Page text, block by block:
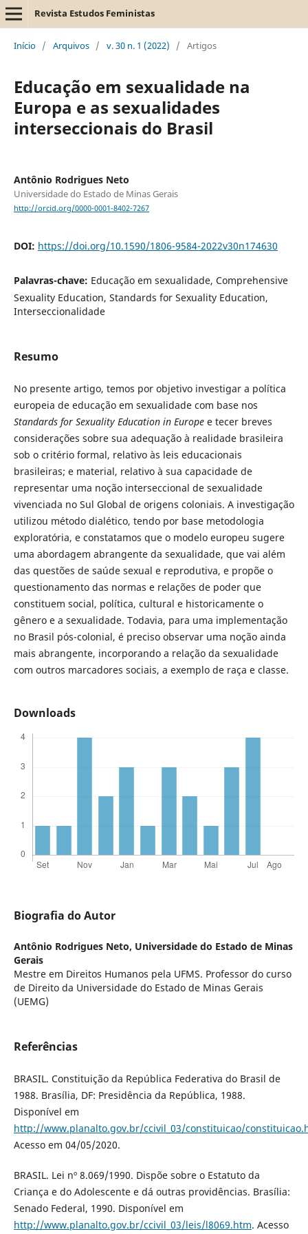
Revista Estudos Feministas
Início / Arquivos / v. 30 n. 1 (2022) / Artigos
Educação em sexualidade na
Europa e as sexualidades
interseccionais do Brasil
Antônio Rodrigues Neto
Universidade do Estado de Minas Gerais
http://orcid.org/0000-0001-8402-7267
DOI: https://doi.org/10.1590/1806-9584-2022v30n174630
Palavras-chave: Educação em sexualidade, Comprehensive
Sexuality Education, Standards for Sexuality Education,
Interseccionalidade
Resumo
No presente artigo, temos por objetivo investigar a política
europeia de educação em sexualidade com base nos
Standards for Sexuality Education in Europee tecer breves
considerações sobre sua adequação à realidade brasileira
sob o critério formal, relativo às leis educacionais
brasileiras; e material, relativo à sua capacidade de
representar uma noção interseccional de sexualidade
vivenciada no Sul Global de origens coloniais. A investigação
utilizou método dialético, tendo por base metodologia
exploratória, e constatamos que o modelo europeu sugere
uma abordagem abrangente da sexualidade, que vai além
das questões de saúde sexual e reprodutiva, e propõe o
questionamento das normas e relações de poder que
constituem social, política, cultural e historicamente o
gênero e a sexualidade. Todavia, para uma implementação
no Brasil pós-colonial, é preciso observar uma noção ainda
mais abrangente, incorporando a relação da sexualidade
com outros marcadores sociais, a exemplo de raça e classe.
Downloads
Biografia do Autor
Antônio Rodrigues Neto, Universidade do Estado de Minas
Gerais
Mestre em Direitos Humanos pela UFMS. Professor do curso
de Direito da Universidade do Estado de Minas Gerais
(UEMG)
Referências
BRASIL. Constituição da República Federativa do Brasil de
1988. Brasília, DF: Presidência da República, 1988.
Disponível em
http://www.planalto.gov.br/ccivil_03/constituicao/
Acesso em 04/05/2020.
BRASIL. Lei nº 8.069/1990. Dispõe sobre o Estatuto da
Criança e do Adolescente e dá outras providências. Brasília:
Senado Federal, 1990. Disponível em
http://www.planalto.gov.br/ccivil_03/leis/l8069.htm. Acesso